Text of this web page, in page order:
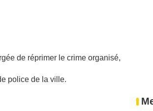
de réprimer le crime organisé,
police de la ville.